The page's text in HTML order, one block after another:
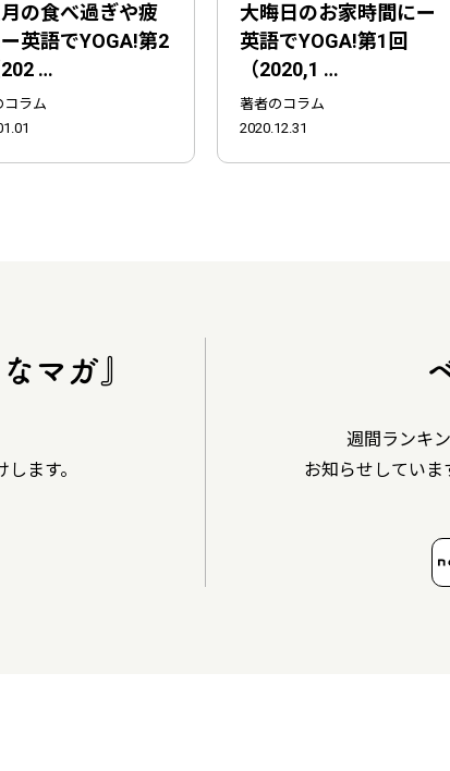
の食べ過ぎや疲
英語でYOGA!第2
202 …
コラム
大晦日のお家時間にー
英語でYOGA!第1回
（2020,1 …
著者のコラム
2020.12.31
マガ』
ます。
週間ランキ
お知らせしてい